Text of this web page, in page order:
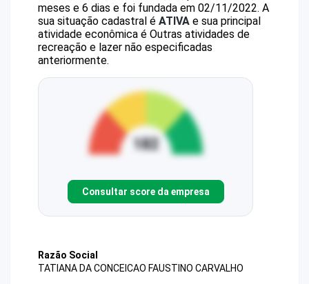
meses e 6 dias e foi fundada em 02/11/2022. A
sua situação cadastral é ATIVA e sua principal
atividade econômica é Outras atividades de
recreação e lazer não especificadas
anteriormente.
Consultar score da empresa
Razão Social
TATIANA DA CONCEICAO FAUSTINO CARVALHO